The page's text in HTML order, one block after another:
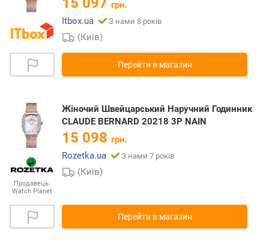
грн.
Itbox.ua
З нами 8 років
(Київ)
Перейти в магазин
Продавець:
Watch Planet
Жіночий Швейцарський Наручний Годинник
CLAUDE BERNARD 20218 3P NAIN
15 098 грн.
Rozetka.ua
З нами 7 років
(Київ)
Перейти в магазин